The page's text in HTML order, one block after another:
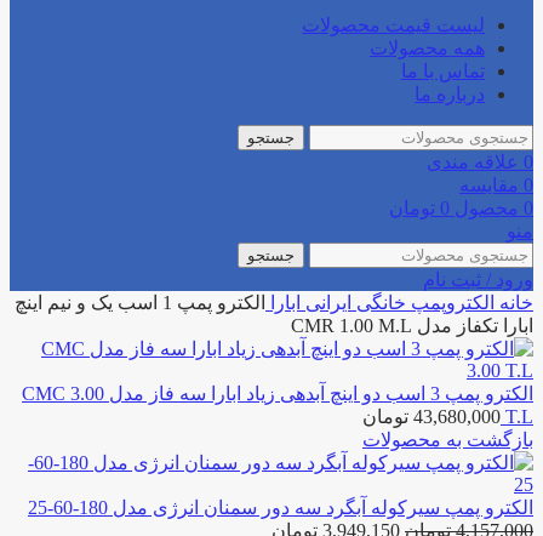
لیست قیمت محصولات
همه محصولات
تماس با ما
درباره ما
جستجو
0 علاقه مندی
0 مقایسه
0 محصول 0 تومان
منو
جستجو
ورود / ثبت نام
خانه الکتروپمپ خانگی ایرانی ابارا
الکترو پمپ 1 اسب یک و نیم اینچ
ابارا تکفاز مدل CMR 1.00 M.L
الکترو پمپ 3 اسب دو اینچ آبدهی زیاد ابارا سه فاز مدل CMC 3.00
T.L
43,680,000 تومان
بازگشت به محصولات
الکترو پمپ سیرکوله آبگرد سه دور سمنان انرژی مدل 180-60-25
4,157,000 تومان قیمت
3,949,150 تومان